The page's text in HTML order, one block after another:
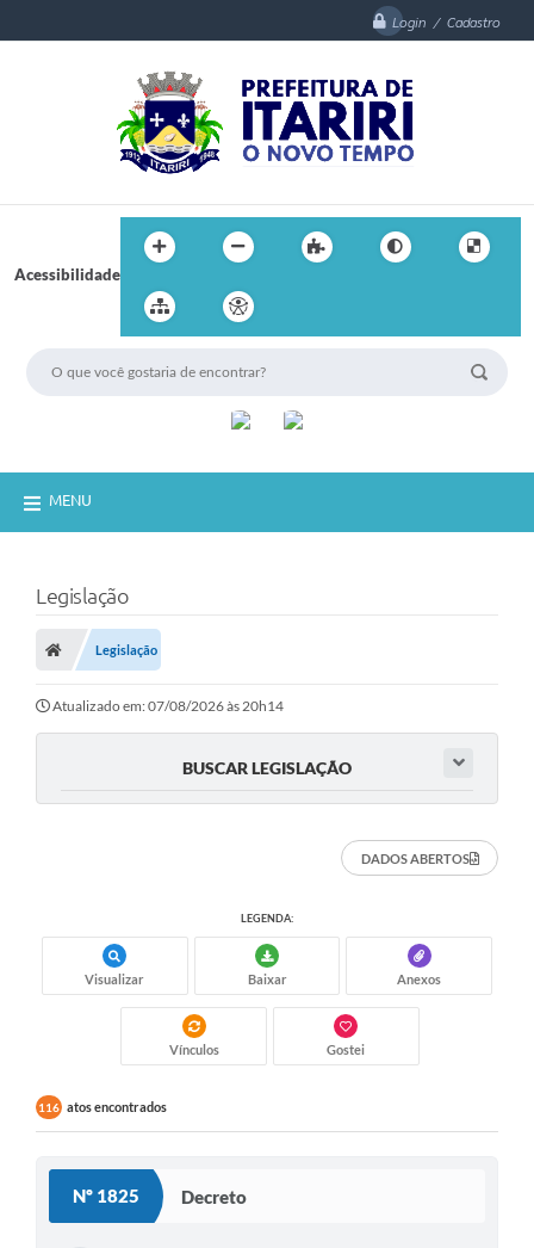
Login / Cadastro
Acessibilidade
MENU
Legislação
Legislação
Atualizado em: 07/08/2026 às 20h14
BUSCAR LEGISLAÇÃO
DADOS ABERTOS
LEGENDA:
Visualizar Baixar Anexos
Vínculos Gostei
116 atos encontrados
Nº 1825 Decreto